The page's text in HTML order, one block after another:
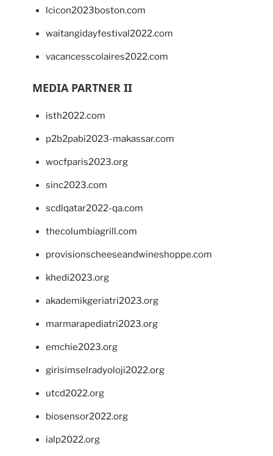
lcicon2023boston.com
waitangidayfestival2022.com
vacancesscolaires2022.com
MEDIA PARTNER II
isth2022.com
p2b2pabi2023-makassar.com
wocfparis2023.org
sinc2023.com
scdlqatar2022-qa.com
thecolumbiagrill.com
provisionscheeseandwineshoppe.com
khedi2023.org
akademikgeriatri2023.org
marmarapediatri2023.org
emchie2023.org
girisimselradyoloji2022.org
utcd2022.org
biosensor2022.org
ialp2022.org